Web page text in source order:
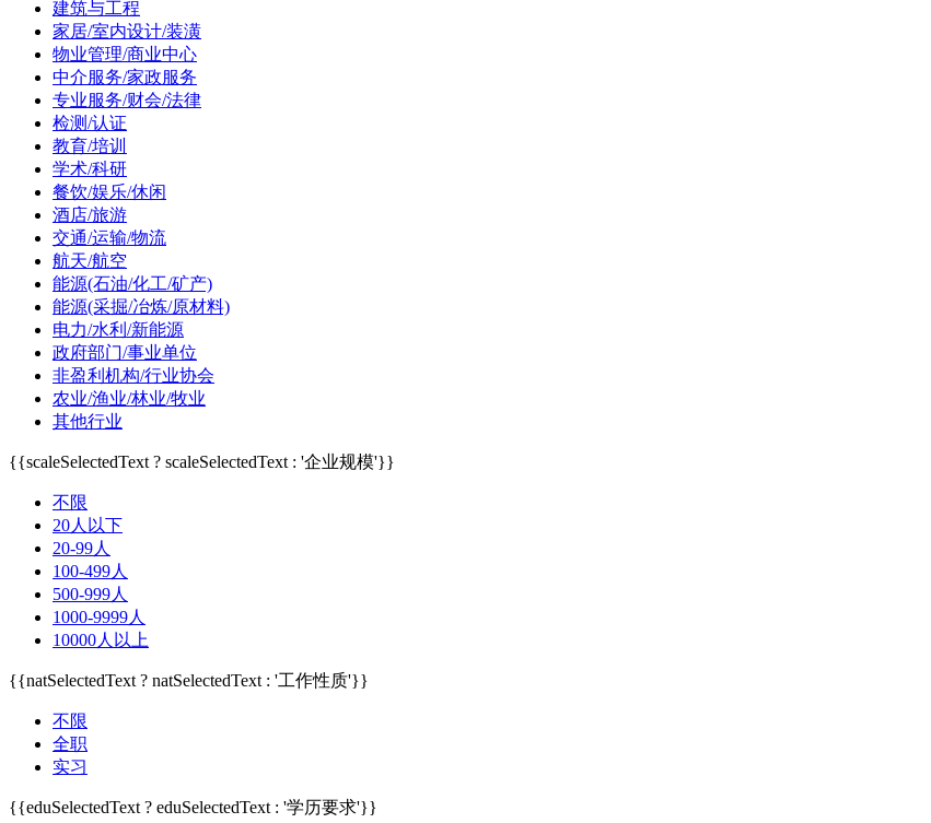
建筑与工程
家居/室内设计/装潢
物业管理/商业中心
中介服务/家政服务
专业服务/财会/法律
检测/认证
教育/培训
学术/科研
餐饮/娱乐/休闲
酒店/旅游
交通/运输/物流
航天/航空
能源(石油/化工/矿产)
能源(采掘/冶炼/原材料)
电力/水利/新能源
政府部门/事业单位
非盈利机构/行业协会
农业/渔业/林业/牧业
其他行业
{{scaleSelectedText ? scaleSelectedText : '企业规模'}}
不限
20人以下
20-99人
100-499人
500-999人
1000-9999人
10000人以上
{{natSelectedText ? natSelectedText : '工作性质'}}
不限
全职
实习
{{eduSelectedText ? eduSelectedText : '学历要求'}}